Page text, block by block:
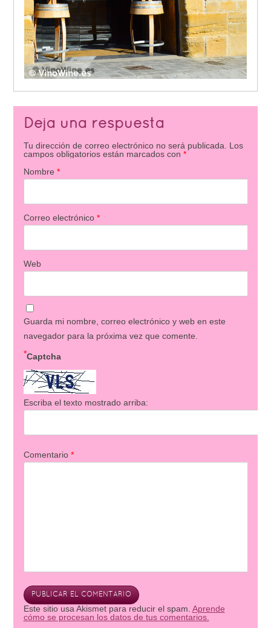
Deja una respuesta
Tu dirección de correo electrónico no será publicada. Los
campos obligatorios están marcados con *
Nombre *
Correo electrónico *
Web
Guarda mi nombre, correo electrónico y web en este
navegador para la próxima vez que comente.
Captcha
*
Escriba el texto mostrado arriba:
Comentario *
Este sitio usa Akismet para reducir el spam. Aprende
cómo se procesan los datos de tus comentarios.